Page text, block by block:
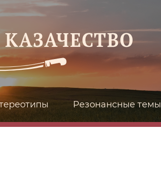
Резонансные темы